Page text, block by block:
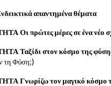
απαντημένα θέματα
Οι πρώτες μέρες σε ένα νέο
Ταξίδι στον κόσμο της
τη Φύση;)
Γνωρίζω τον μαγικό κόσμο